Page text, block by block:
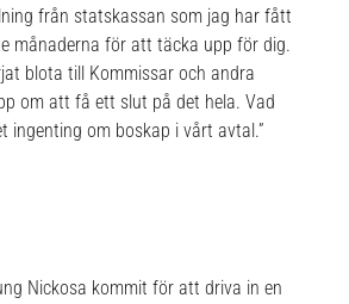
från statskassan som jag har fått
månaderna för att täcka upp för dig.
blota till Kommissar och andra
om att få ett slut på det hela. Vad
ingenting om boskap i vårt avtal.”
Nickosa kommit för att driva in en